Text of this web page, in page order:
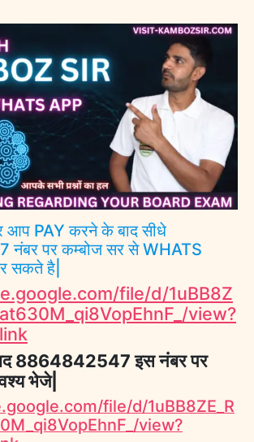
आप PAY करने के बाद सीधे
पर कम्बोज सर से WHATS
सकते है|
file/d/1uBB8Z
view?
8864842547 इस नंबर पर
भेजे|
file/d/1uBB8ZE_R
view?